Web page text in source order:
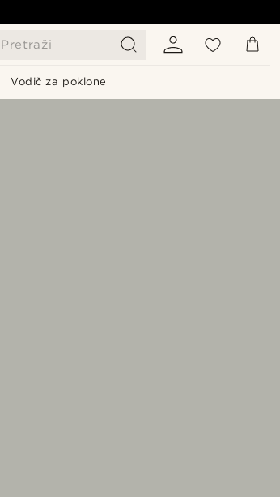
Pretraži
Vodič za poklone